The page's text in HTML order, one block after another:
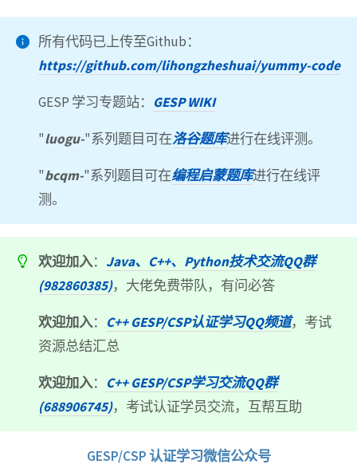
所有代码已上传至Github：
https://github.com/lihongzheshuai/yummy-code
GESP 学习专题站： GESP WIKI
"luogu-"系列题目可在洛谷题库进行在线评测。
"bcqm-"系列题目可在编程启蒙题库进行在线评
测。
欢迎加入： Java、C++、Python技术交流QQ群
(982860385)，大佬免费带队，有问必答
欢迎加入： C++ GESP/CSP认证学习QQ频道，考试
资源总结汇总
欢迎加入： C++ GESP/CSP学习交流QQ群
(688906745)，考试认证学员交流，互帮互助
GESP/CSP 认证学习微信公众号